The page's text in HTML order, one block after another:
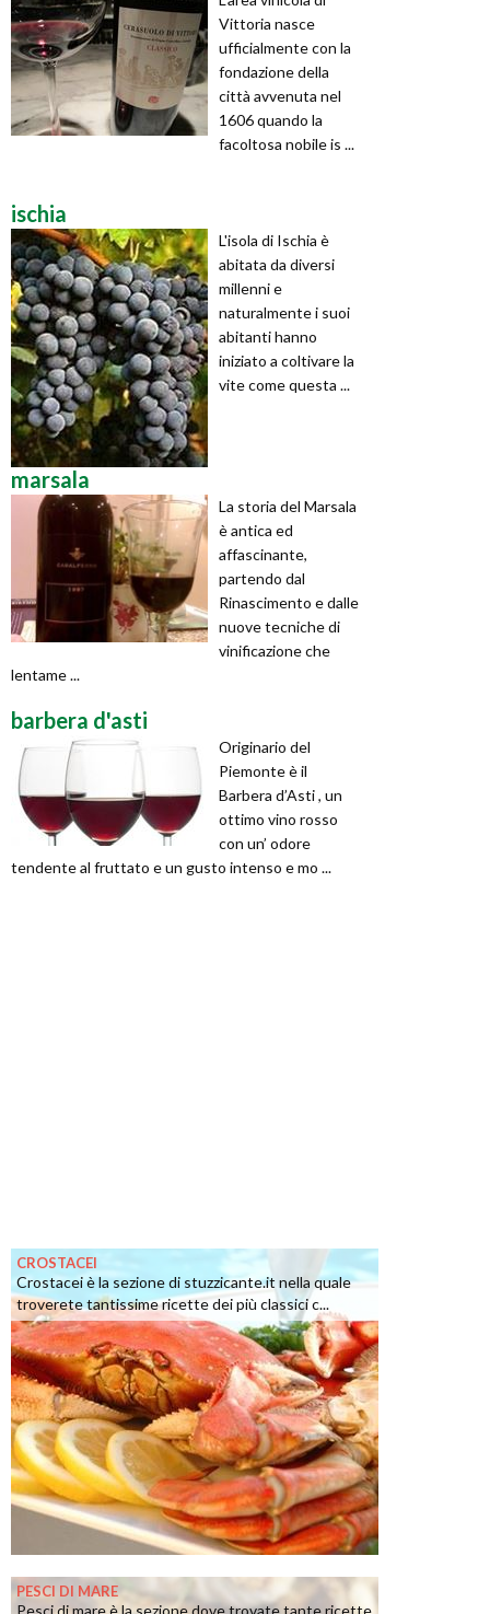
Vittoria nasce
ufficialmente con la
fondazione della
città avvenuta nel
1606 quando la
facoltosa nobile is ...
ischia
L'isola di Ischia è
abitata da diversi
millenni e
naturalmente i suoi
abitanti hanno
iniziato a coltivare la
vite come questa ...
marsala
La storia del Marsala
è antica ed
affascinante,
partendo dal
Rinascimento e dalle
nuove tecniche di
vinificazione che
lentame ...
barbera d'asti
Originario del
Piemonte è il
Barbera d’Asti , un
ottimo vino rosso
con un’ odore
tendente al fruttato e un gusto intenso e mo ...
CROSTACEI
Crostacei è la sezione di stuzzicante.it nella quale
troverete tantissime ricette dei più classici c...
PESCI DI MARE
Pesci di mare è la sezione dove trovate tante ricette